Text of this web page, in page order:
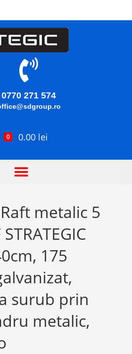
0770 271 574
0 0.00 lei
Raft metalic 5
175
surub prin
metalic,